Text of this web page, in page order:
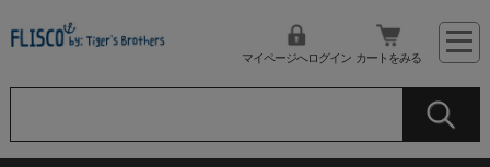
マイページへログイン カートをみる